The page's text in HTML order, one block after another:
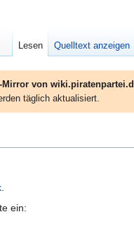
Mirror von
täglich aktualisiert.
ein:
Lesen Quelltext anzeigen